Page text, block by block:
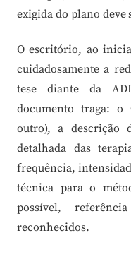
exigida do plano deve
O escritório, ao
cuidadosamente a
tese diante da
documento traga: o
outro), a descrição
detalhada das
frequência,
técnica para o
possível,
reconhecidos.